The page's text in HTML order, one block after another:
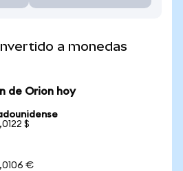
a monedas
de Orion hoy
$
€